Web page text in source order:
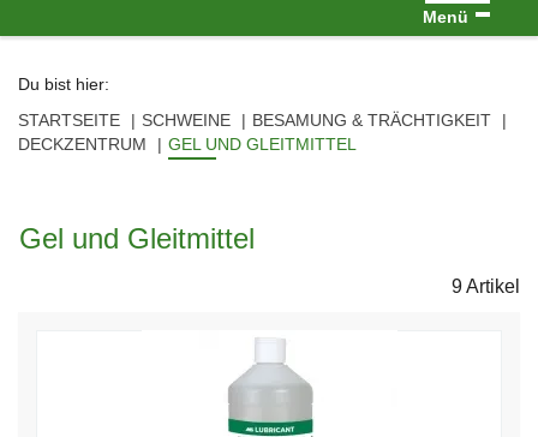
Menü
Du bist hier:
STARTSEITE
SCHWEINE
BESAMUNG & TRÄCHTIGKEIT
DECKZENTRUM
GEL UND GLEITMITTEL
Gel und Gleitmittel
9 Artikel